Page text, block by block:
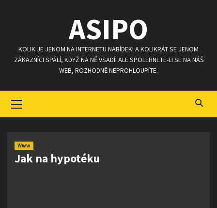
ASIPO
KOLIK JE JENOM NA INTERNETU NABÍDEK! A KOLIKRÁT SE JENOM
ZÁKAZNÍCI SPÁLÍ, KDYŽ NA NĚ VSADÍ! ALE SPOLEHNETE-LI SE NA NÁŠ
WEB, ROZHODNĚ NEPROHLOUPÍTE.
Menu
Www
Jak na hypotéku